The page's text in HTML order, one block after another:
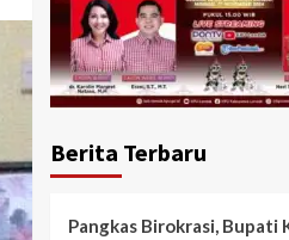
Berita Terbaru
Pangkas Birokrasi, Bupati